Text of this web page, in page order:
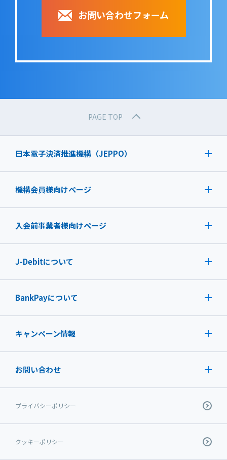
お問い合わせフォーム
PAGE TOP
日本電子決済推進機構（JEPPO）
機構会員様向けページ
入会前事業者様向けページ
J-Debitについて
BankPayについて
キャンペーン情報
お問い合わせ
プライバシーポリシー
クッキーポリシー